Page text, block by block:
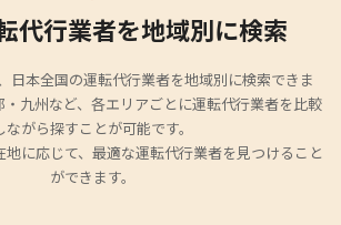
代行業者を地域別に検索
日本全国の運転代行業者を地域別に検索できま
・九州など、各エリアごとに運転代行業者を比較
ながら探すことが可能です。
地に応じて、最適な運転代行業者を見つけること
ができます。